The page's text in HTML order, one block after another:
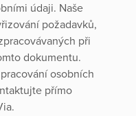
údaji. Naše
požadavků,
při
dokumentu.
osobních
přímo